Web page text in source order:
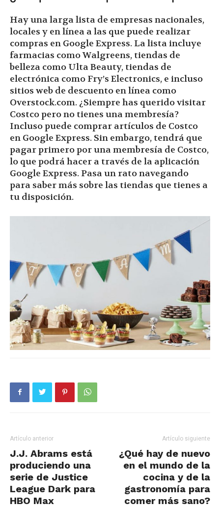
Hay una larga lista de empresas nacionales,
locales y en línea a las que puede realizar
compras en Google Express. La lista incluye
farmacias como Walgreens, tiendas de
belleza como Ulta Beauty, tiendas de
electrónica como Fry’s Electronics, e incluso
sitios web de descuento en línea como
Overstock.com. ¿Siempre has querido visitar
Costco pero no tienes una membresía?
Incluso puede comprar artículos de Costco
en Google Express. Sin embargo, tendrá que
pagar primero por una membresía de Costco,
lo que podrá hacer a través de la aplicación
Google Express. Pasa un rato navegando
para saber más sobre las tiendas que tienes a
tu disposición.
Artículo anterior
J.J. Abrams está
produciendo una
serie de Justice
League Dark para
HBO Max
Artículo siguiente
¿Qué hay de nuevo
en el mundo de la
cocina y de la
gastronomía para
comer más sano?